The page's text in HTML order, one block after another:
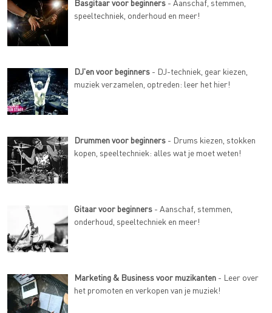
Basgitaar voor beginners - Aanschaf, stemmen,
speeltechniek, onderhoud en meer!
DJ'en voor beginners - DJ-techniek, gear kiezen,
muziek verzamelen, optreden: leer het hier!
Drummen voor beginners - Drums kiezen, stokken
kopen, speeltechniek: alles wat je moet weten!
Gitaar voor beginners - Aanschaf, stemmen,
onderhoud, speeltechniek en meer!
Marketing & Business voor muzikanten - Leer over
het promoten en verkopen van je muziek!